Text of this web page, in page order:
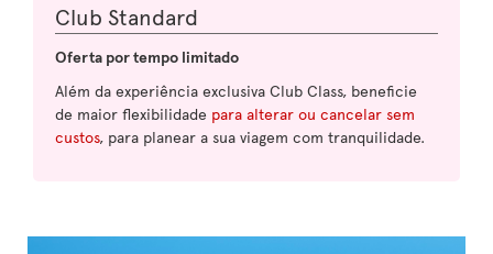
Club Standard
Oferta por tempo limitado
Além da experiência exclusiva Club Class, beneficie
de maior flexibilidade para alterar ou cancelar sem
custos, para planear a sua viagem com tranquilidade.